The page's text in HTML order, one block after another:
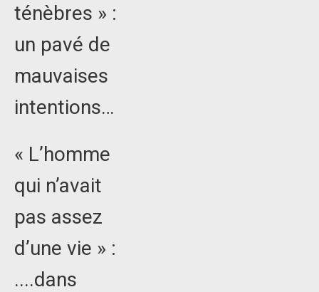
ténèbres » :
un pavé de
mauvaises
intentions…
« L’homme
qui n’avait
pas assez
d’une vie » :
....dans